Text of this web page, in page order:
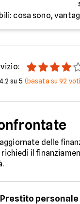
4.2 su 5 (basata su92
delle
il
Prestito personale